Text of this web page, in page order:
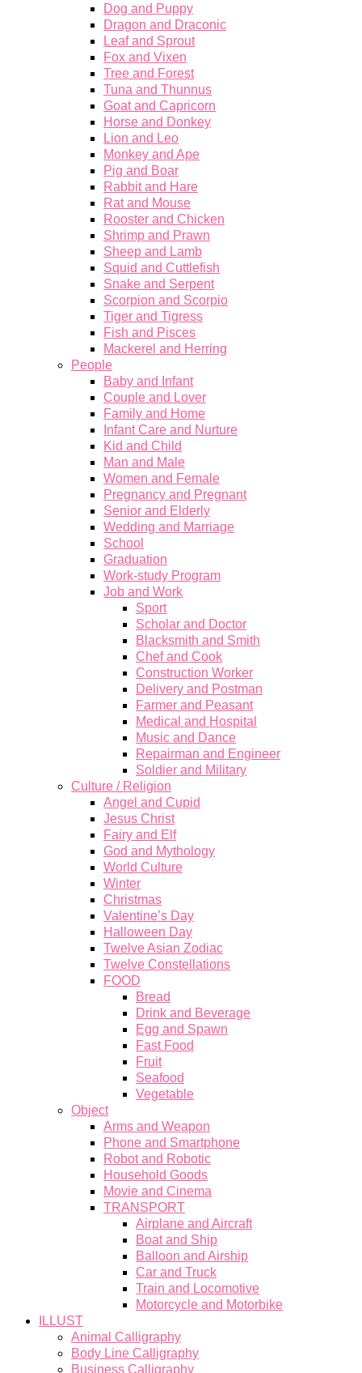
Dog and Puppy
Dragon and Draconic
Leaf and Sprout
Fox and Vixen
Tree and Forest
Tuna and Thunnus
Goat and Capricorn
Horse and Donkey
Lion and Leo
Monkey and Ape
Pig and Boar
Rabbit and Hare
Rat and Mouse
Rooster and Chicken
Shrimp and Prawn
Sheep and Lamb
Squid and Cuttlefish
Snake and Serpent
Scorpion and Scorpio
Tiger and Tigress
Fish and Pisces
Mackerel and Herring
People
Baby and Infant
Couple and Lover
Family and Home
Infant Care and Nurture
Kid and Child
Man and Male
Women and Female
Pregnancy and Pregnant
Senior and Elderly
Wedding and Marriage
School
Graduation
Work-study Program
Job and Work
Sport
Scholar and Doctor
Blacksmith and Smith
Chef and Cook
Construction Worker
Delivery and Postman
Farmer and Peasant
Medical and Hospital
Music and Dance
Repairman and Engineer
Soldier and Military
Culture / Religion
Angel and Cupid
Jesus Christ
Fairy and Elf
God and Mythology
World Culture
Winter
Christmas
Valentine’s Day
Halloween Day
Twelve Asian Zodiac
Twelve Constellations
FOOD
Bread
Drink and Beverage
Egg and Spawn
Fast Food
Fruit
Seafood
Vegetable
Object
Arms and Weapon
Phone and Smartphone
Robot and Robotic
Household Goods
Movie and Cinema
TRANSPORT
Airplane and Aircraft
Boat and Ship
Balloon and Airship
Car and Truck
Train and Locomotive
Motorcycle and Motorbike
ILLUST
Animal Calligraphy
Body Line Calligraphy
Business Calligraphy